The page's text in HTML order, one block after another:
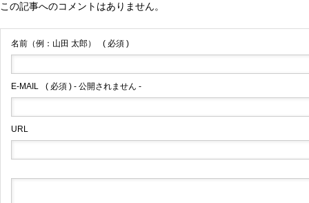
この記事へのコメントはありません。
名前（例：山田 太郎） ( 必須 )
E-MAIL ( 必須 ) - 公開されません -
URL